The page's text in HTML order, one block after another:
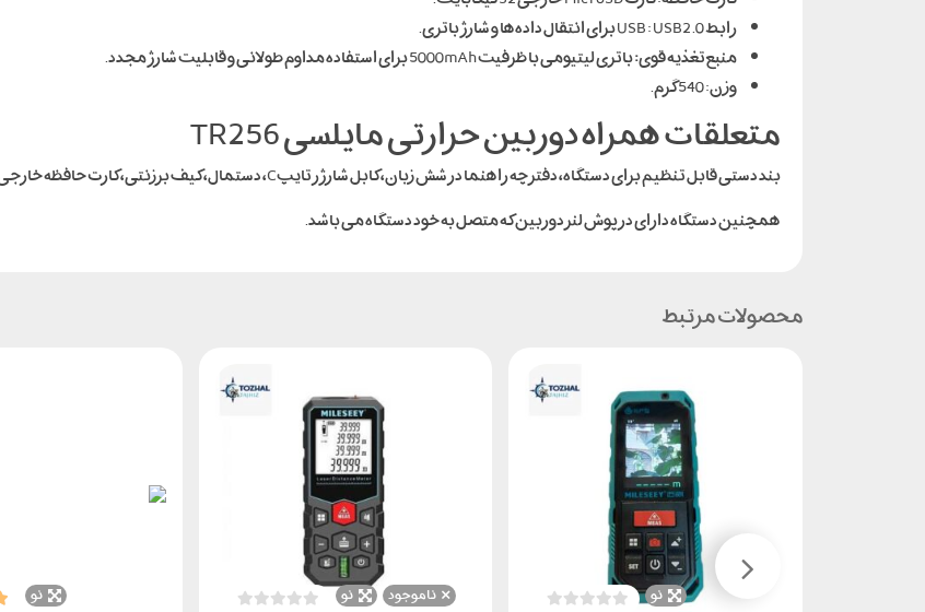
رابط USB : USB2.0 برای انتقال داده‌ها و شارژ باتری.
منبع تغذیه قوی:باتری لیتیومی با ظرفیت 5000mAh برای استفاده مداوم طولانی و قابلیت شارژ مجدد.
وزن: 540 گرم.
متعلقات همراه دوربین حرارتی مایلسی TR256
بند دستی قابل تنظیم برای دستگاه، دفترچه راهنما در شش زبان، کابل شارژر تایپC، دستمال، کیف برزنتی، کارت حافظه خارجی 32 گیگابایتی.
همچنین دستگاه دارای در پوش لنز دوربین که متصل به خود دستگاه می باشد.
محصولات مرتبط
نو ناموجود نو نو